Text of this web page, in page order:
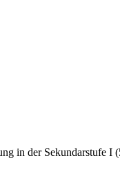
in der Sekundarstufe I